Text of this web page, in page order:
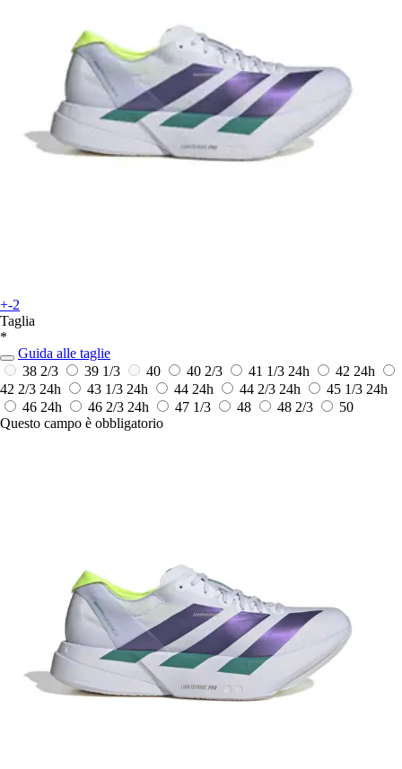
+-2
Taglia
*
Guida alle taglie
38 2/3
39 1/3 40 40 2/3 41 1/3 24h 42 24h
42 2/3 24h 43 1/3 24h 44 24h 44 2/3 24h 45 1/3 24h
46 24h 46 2/3 24h 47 1/3 48 48 2/3
50
Questo campo è obbligatorio